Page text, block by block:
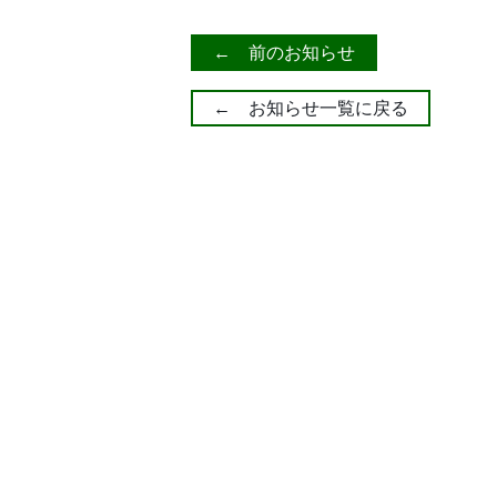
← 前のお知らせ
← お知らせ一覧に戻る